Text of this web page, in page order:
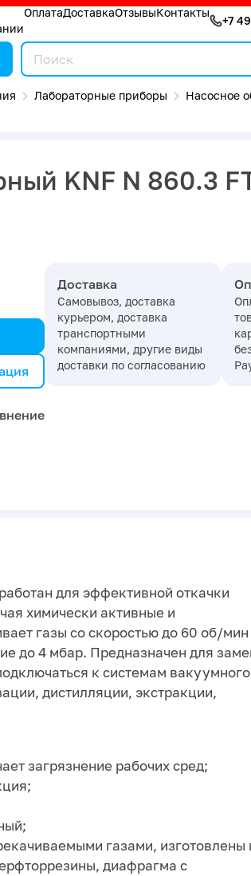
ОплатаДоставкаОтзывыКонтакты
+7
Лабораторные приборы Насосное
KNF N 860.3
Доставка
Самовывоз, доставка
курьером, доставка
транспортными
компаниями, другие виды
доставки по согласованию
для эффективной откачки
химически активные и
газы со скоростью до 60 об/мин
до 4 мбар. Предназначен для
к системам вакуумного
дистилляции, экстракции,
загрязнение рабочих сред;
газами, изготовлены
диафрагма с